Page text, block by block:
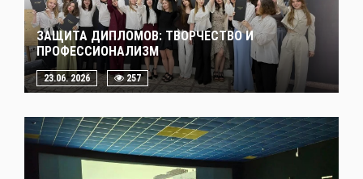
ЗАЩИТА ДИПЛОМОВ: ТВОРЧЕСТВО И
ПРОФЕССИОНАЛИЗМ
23.06. 2026 257